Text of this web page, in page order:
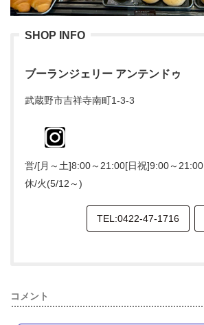
SHOP INFO
ブーランジェリー アンテンドゥ
武蔵野市吉祥寺南町1-3-3
営/[月～土]8:00～21:00[日祝]9:00～21:00
休/火(5/12～)
TEL:0422-47-1716
コメント